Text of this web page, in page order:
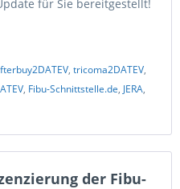
für Sie bereitgestellt!
, tricoma2DATEV,
, Fibu-Schnittstelle.de, JERA,
der Fibu-